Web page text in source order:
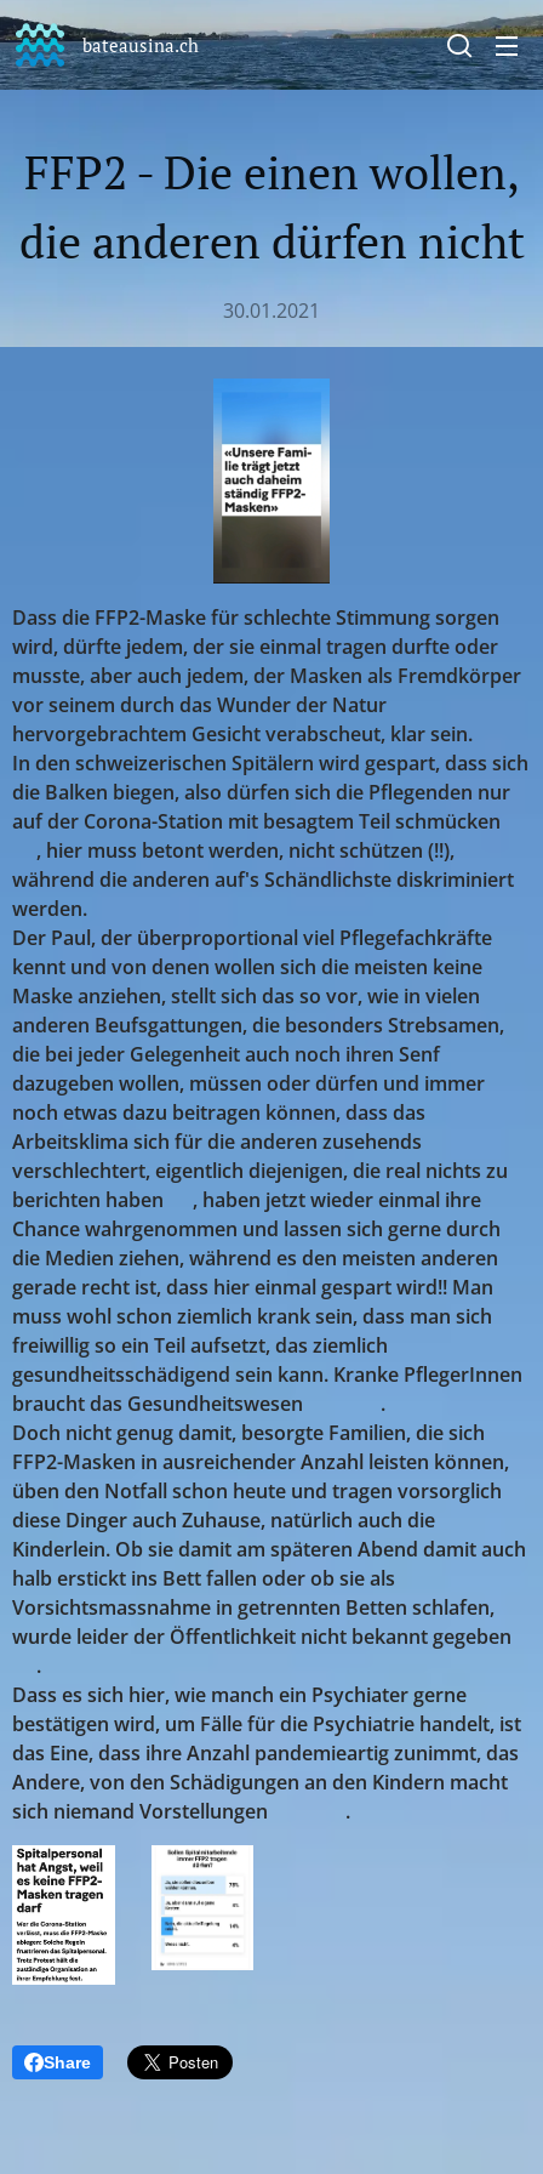
bateausina.ch
FFP2 - Die einen wollen,
die anderen dürfen nicht
30.01.2021
Dass die FFP2-Maske für schlechte Stimmung sorgen
wird, dürfte jedem, der sie einmal tragen durfte oder
musste, aber auch jedem, der Masken als Fremdkörper
vor seinem durch das Wunder der Natur
hervorgebrachtem Gesicht verabscheut, klar sein.
In den schweizerischen Spitälern wird gespart, dass sich
die Balken biegen, also dürfen sich die Pflegenden nur
auf der Corona-Station mit besagtem Teil schmücken 🤣
🤣, hier muss betont werden, nicht schützen (!!),
während die anderen auf's Schändlichste diskriminiert
werden.
Der Paul, der überproportional viel Pflegefachkräfte
kennt und von denen wollen sich die meisten keine
Maske anziehen, stellt sich das so vor, wie in vielen
anderen Beufsgattungen, die besonders Strebsamen,
die bei jeder Gelegenheit auch noch ihren Senf
dazugeben wollen, müssen oder dürfen und immer
noch etwas dazu beitragen können, dass das
Arbeitsklima sich für die anderen zusehends
verschlechtert, eigentlich diejenigen, die real nichts zu
berichten haben 😉, haben jetzt wieder einmal ihre
Chance wahrgenommen und lassen sich gerne durch
die Medien ziehen, während es den meisten anderen
gerade recht ist, dass hier einmal gespart wird!! Man
muss wohl schon ziemlich krank sein, dass man sich
freiwillig so ein Teil aufsetzt, das ziemlich
gesundheitsschädigend sein kann. Kranke PflegerInnen
braucht das Gesundheitswesen 🤣🤣🤣.
Doch nicht genug damit, besorgte Familien, die sich
FFP2-Masken in ausreichender Anzahl leisten können,
üben den Notfall schon heute und tragen vorsorglich
diese Dinger auch Zuhause, natürlich auch die
Kinderlein. Ob sie damit am späteren Abend damit auch
halb erstickt ins Bett fallen oder ob sie als
Vorsichtsmassnahme in getrennten Betten schlafen,
wurde leider der Öffentlichkeit nicht bekannt gegeben
🤣.
Dass es sich hier, wie manch ein Psychiater gerne
bestätigen wird, um Fälle für die Psychiatrie handelt, ist
das Eine, dass ihre Anzahl pandemieartig zunimmt, das
Andere, von den Schädigungen an den Kindern macht
sich niemand Vorstellungen 🤢😡🤬.
Share